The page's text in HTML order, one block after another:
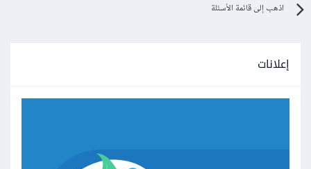
اذهب إلى قائمة الأسئلة
إعلانات